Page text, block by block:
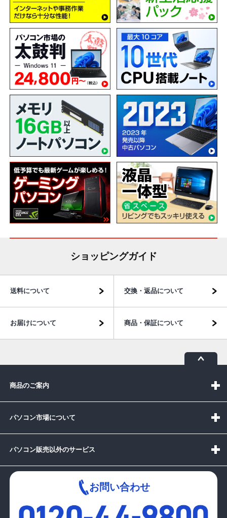
ショッピングガイド
送料について 交換・返品について
お届けについて 商品・保証について
商品のご案内
パソコン市場について
パソコン販売以外のサービス
お問い合わせ